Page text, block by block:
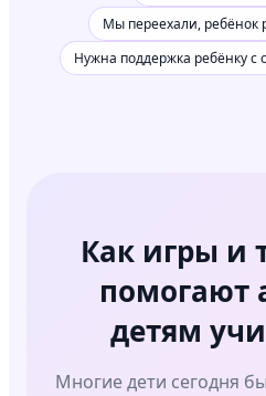
Мы переехали, ребёнок
Нужна поддержка ребёнку с
Как игры и
помогают
детям
Многие дети сегодня